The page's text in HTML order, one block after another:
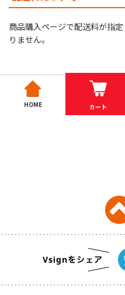
商品購入ページで配送料が指
りません。
HOME カート